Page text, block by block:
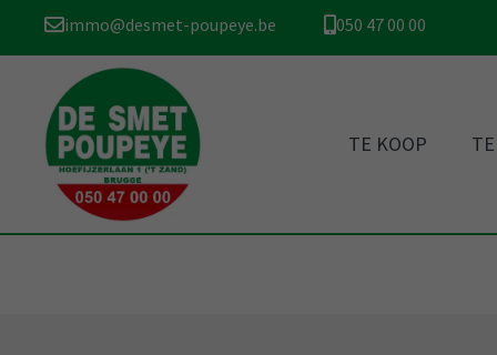
immo@desmet-poupeye.be 050 47 00 00
TE KOOP